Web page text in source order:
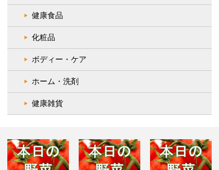
健康食品
化粧品
ボディー・ケア
ホーム・洗剤
健康雑貨